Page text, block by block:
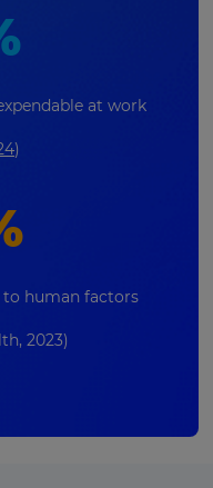
at work
)
to human factors
2023)